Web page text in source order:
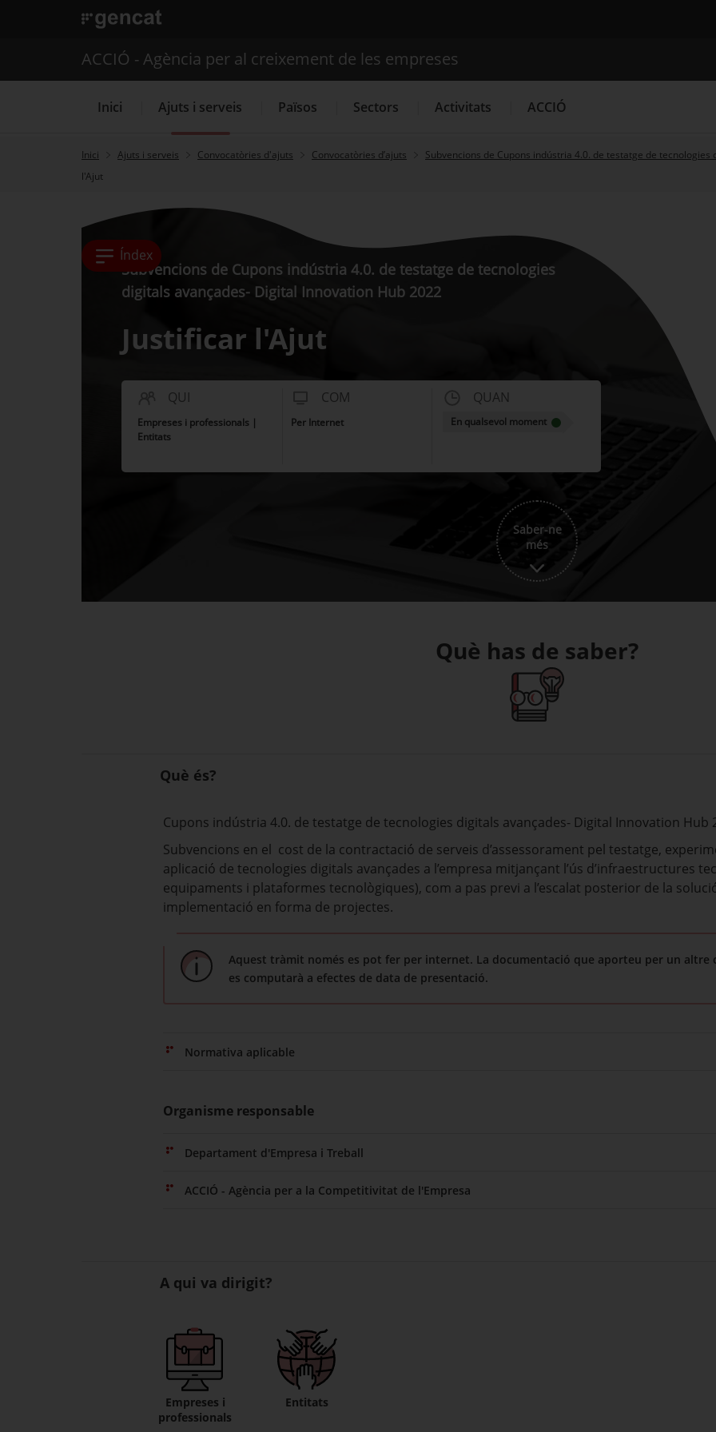
. Obre en una nova finestra.
Cercador
ACCIÓ - Agència per al creixement de les empreses
Inici Ajuts i serveis Països Sectors Activitats ACCIÓ
Inici Ajuts i serveis Convocatòries d'ajuts Convocatòries d’ajuts Subvencions de Cupons indústria 4.0. de testatge de
l'Ajut
Índex
Subvencions de Cupons indústria 4.0. de testatge de tecnologies
digitals avançades- Digital Innovation Hub 2022
Justificar l'Ajut
QUI
Empreses i professionals |
Entitats
COM
Per Internet
QUAN
En qualsevol moment
Saber-ne
més
Què has de saber?
Què és?
Cupons indústria 4.0. de testatge de tecnologies digitals avançades- Digital Innovation Hub
Subvencions en el cost de la contractació de serveis d’assessorament pel testatge,
aplicació de tecnologies digitals avançades a l’empresa mitjançant l’ús d’infraestructures
equipaments i plataformes tecnològiques), com a pas previ a l’escalat posterior de la
implementació en forma de projectes.
Aquest tràmit només es pot fer per internet. La documentació que aporteu per un altre
es computarà a efectes de data de presentació.
Normativa aplicable
Organisme responsable
Departament d'Empresa i Treball
ACCIÓ - Agència per a la Competitivitat de l'Empresa
A qui va dirigit?
Empreses i
professionals
Entitats